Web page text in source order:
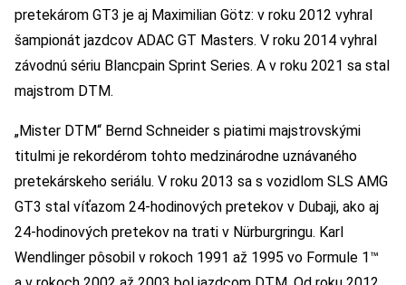
pretekárom GT3 je aj Maximilian Götz: v roku 2012 vyhral
šampionát jazdcov ADAC GT Masters. V roku 2014 vyhral
závodnú sériu Blancpain Sprint Series. A v roku 2021 sa stal
majstrom DTM.
„Mister DTM“ Bernd Schneider s piatimi majstrovskými
titulmi je rekordérom tohto medzinárodne uznávaného
pretekárskeho seriálu. V roku 2013 sa s vozidlom SLS AMG
GT3 stal víťazom 24-hodinových pretekov v Dubaji, ako aj
24-hodinových pretekov na trati v Nürburgringu. Karl
Wendlinger pôsobil v rokoch 1991 až 1995 vo Formule 1™